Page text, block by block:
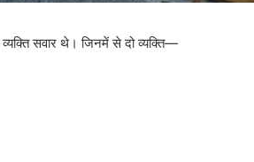
सवार थे। जिनमें से दो व्यक्ति—